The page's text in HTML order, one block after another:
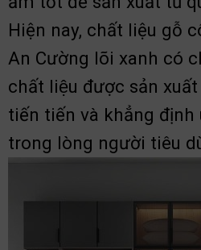
Hiện nay, chất liệu gỗ
An Cường lõi xanh có
chất liệu được sản
tiến tiến và khẳng
trong lòng người tiêu